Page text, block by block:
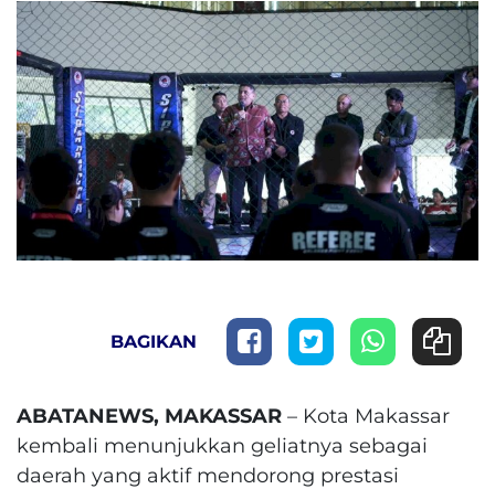
BAGIKAN
ABATANEWS, MAKASSAR – Kota Makassar
kembali menunjukkan geliatnya sebagai
daerah yang aktif mendorong prestasi